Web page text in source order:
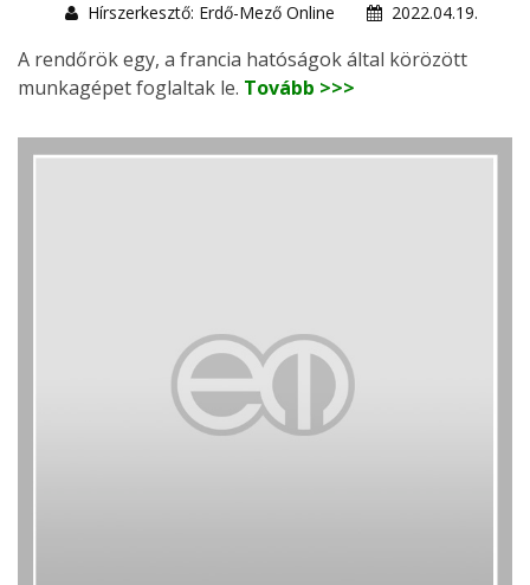
Hírszerkesztő: Erdő-Mező Online
2022.04.19.
A rendőrök egy, a francia hatóságok által körözött
munkagépet foglaltak le. Tovább >>>